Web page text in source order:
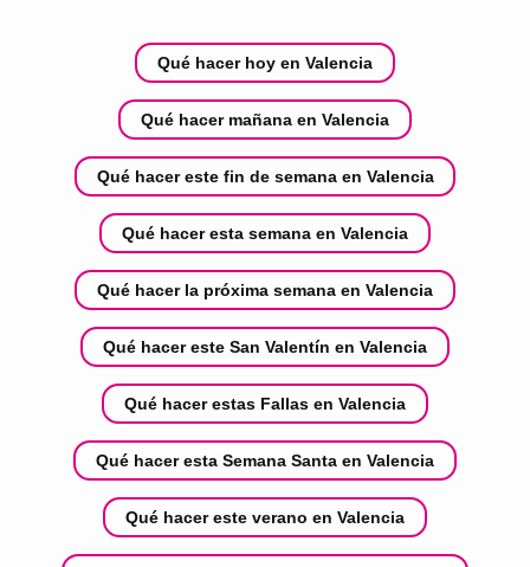
Qué hacer hoy en Valencia
Qué hacer mañana en Valencia
Qué hacer este fin de semana en Valencia
Qué hacer esta semana en Valencia
Qué hacer la próxima semana en Valencia
Qué hacer este San Valentín en Valencia
Qué hacer estas Fallas en Valencia
Qué hacer esta Semana Santa en Valencia
Qué hacer este verano en Valencia